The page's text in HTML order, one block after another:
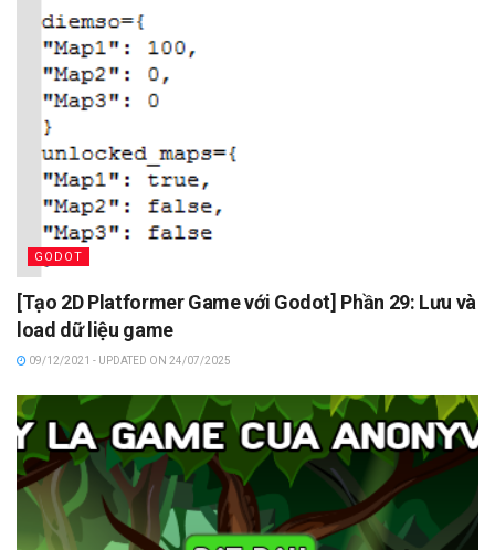
GODOT
[Tạo 2D Platformer Game với Godot] Phần 29: Lưu và
load dữ liệu game
09/12/2021 - UPDATED ON 24/07/2025